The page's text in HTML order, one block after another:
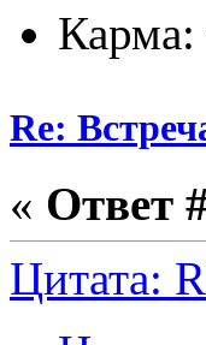
Re:
« Ответ
Цитата: